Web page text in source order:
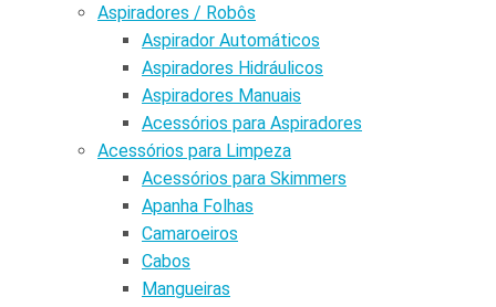
Aspiradores / Robôs
Aspirador Automáticos
Aspiradores Hidráulicos
Aspiradores Manuais
Acessórios para Aspiradores
Acessórios para Limpeza
Acessórios para Skimmers
Apanha Folhas
Camaroeiros
Cabos
Mangueiras